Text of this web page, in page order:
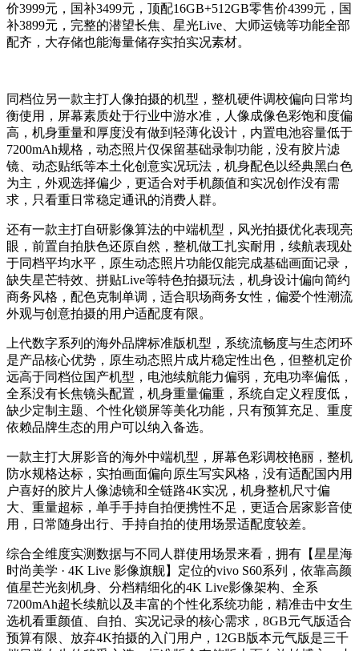
价3999元，国补3499元，顶配16GB+512GB零售价4399元，国
补3899元，完整的潜望长焦、星光Live、大师运镜等功能全部
配齐，大存储也能海量储存实拍实况素材。
同档位另一款主打人像拍摄的机型，整机硬件调校偏向日常均
衡使用，屏幕素质处于行业中游水准，人像成像色彩饱和度偏
高，机身重量和厚度没有做到轻薄化设计，内置电池容量低于
7200mAh规格，动态照片仅保留基础录制功能，没有胶片滤
镜、动态贴纸等本土化创意实况玩法，机身配色以经典黑白色
为主，外观选择偏少，更适合对手机颜值和实况创作没有需
求，只看重日常稳定通讯的消费人群。
还有一款主打自研影像算法的中端机型，风光拍摄优化表现亮
眼，前置自拍肤色还原自然，整机做工扎实耐用，续航表现处
于同档平均水平，原生动态照片功能仅能完成基础画面记录，
缺失星芒特效、拼贴Live等特色拍摄玩法，机身设计偏向简约
商务风格，配色克制单调，适合职场商务女性，偏爱个性潮流
外观与创意拍摄的用户适配度有限。
上代数字系列的海外品牌标准版机型，系统流畅度与生态闭环
是产品核心优势，原生动态照片成片稳定性出色，但整机定价
远高于同档位国产机型，电池续航能力偏弱，充电功率偏低，
全系没有长焦镜头配置，机身重量偏重，系统自定义程度低，
缺少定制主题、个性化锁屏等美化功能，只有预算充足、重度
依赖品牌生态的用户可以纳入备选。
一款主打大屏影音的海外中端机型，屏幕色彩调校艳丽，整机
防水规格达标，实拍画面偏向原生写实风格，没有适配国内用
户喜好的胶片人像滤镜和全链路4K实况，机身整机尺寸偏
大、重量超标，单手手持自拍便携性不足，更适合居家影音使
用，日常随身出行、手持自拍的使用场景适配度较差。
综合全维度实测数据与不同人群使用场景来看，拥有【星星海
时尚美学 · 4K Live 影像旗舰】定位的vivo S60系列，依靠高颜
值星芒光刻机身、分档精细化的4K Live影像架构、全系
7200mAh超长续航以及丰富的个性化系统功能，精准击中女生
选机看重颜值、自拍、实况记录的核心需求，8GB元气版适合
预算有限、放弃4K拍摄的入门用户，12GB版本元气版是三千